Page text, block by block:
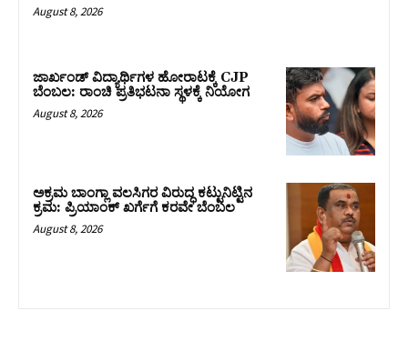
August 8, 2026
ಜಾರ್ಖಂಡ್‌ ವಿದ್ಯಾರ್ಥಿಗಳ ಹೋರಾಟಕ್ಕೆ CJP
ಬೆಂಬಲ: ರಾಂಚಿ ಪ್ರತಿಭಟನಾ ಸ್ಥಳಕ್ಕೆ ನಿಯೋಗ
August 8, 2026
ಅಕ್ರಮ ಬಾಂಗ್ಲಾ ವಲಸಿಗರ ವಿರುದ್ಧ ಕಟ್ಟುನಿಟ್ಟಿನ
ಕ್ರಮ: ಪ್ರಿಯಾಂಕ್ ಖರ್ಗೆಗೆ ಕರವೇ ಬೆಂಬಲ
August 8, 2026